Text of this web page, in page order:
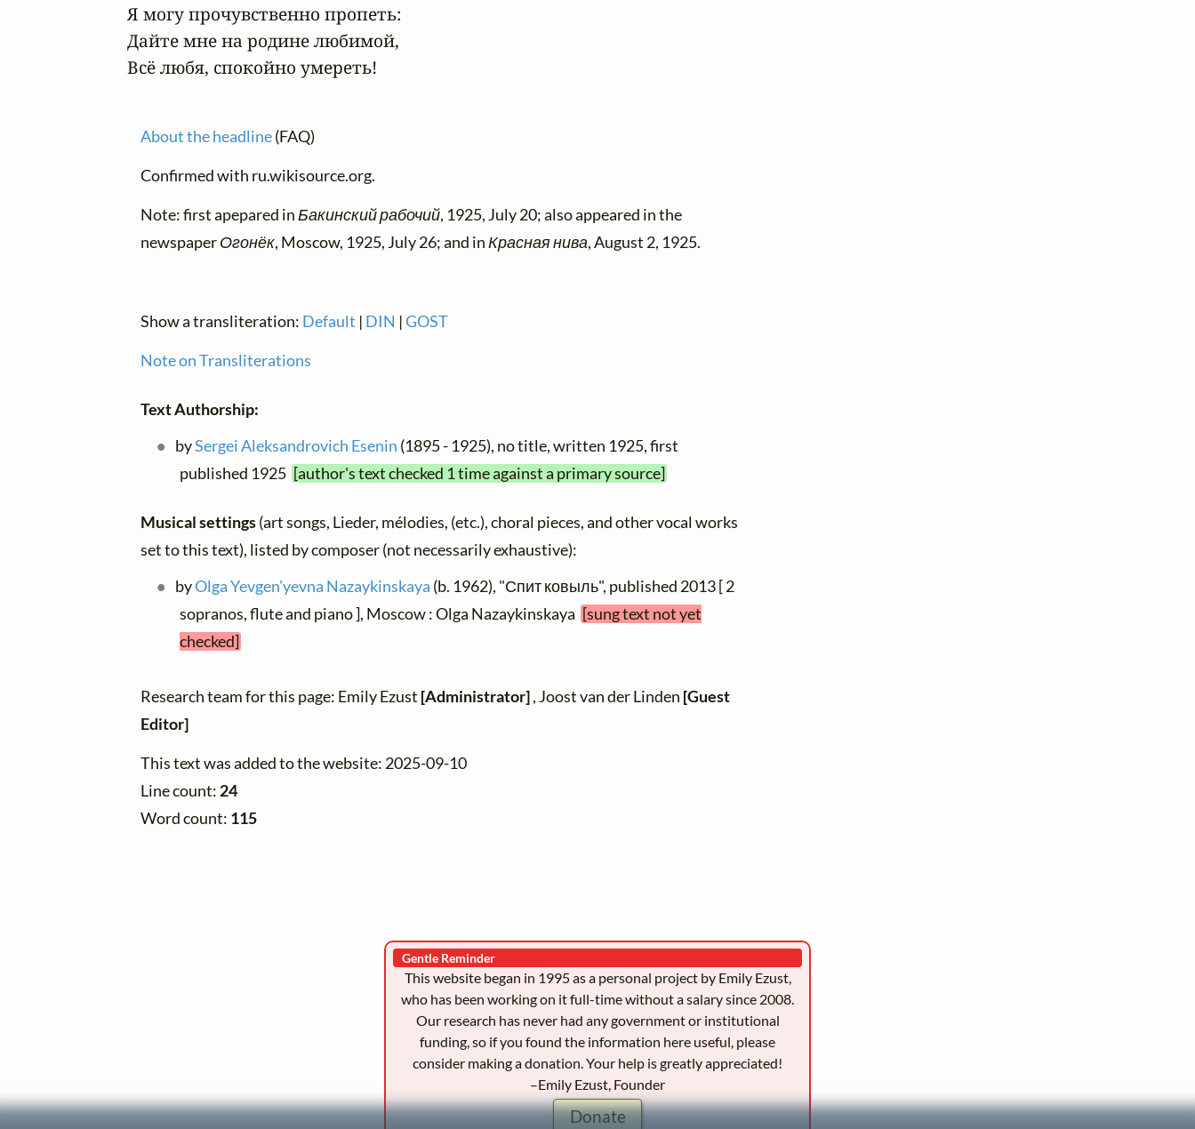
Я могу прочувственно пропеть:
Дайте мне на родине любимой,
Всё любя, спокойно умереть!
About the headline(FAQ)
Confirmed with ru.wikisource.org.
Note: first apepared inБакинский рабочий, 1925, July 20; also appeared in the
newspaperОгонёк, Moscow, 1925, July 26; and inКрасная нива, August 2, 1925.
Show a transliteration: Default | DIN |GOST
Note on Transliterations
Text Authorship:
bySergei Aleksandrovich Esenin (1895 - 1925), no title, written 1925, first
published 1925 [author's text checked 1 time against a primary source]
Musical settings(art songs, Lieder, mélodies, (etc.), choral pieces, and other vocal works
set to this text), listed by composer (not necessarily exhaustive):
byOlga Yevgen'yevna Nazaykinskaya (b. 1962), "Спит ковыль", published 2013 [ 2
sopranos, flute and piano ], Moscow : Olga Nazaykinskaya [sung text not yet
checked]
Research team for this page: Emily Ezust [Administrator], Joost van der Linden [Guest
Editor]
This text was added to the website: 2025-09-10
Line count: 24
Word count: 115
Gentle Reminder
This website began in 1995 as a personal project by Emily Ezust,
who has been working on it full-time without a salary since 2008.
Our research has never had any government or institutional
funding, so if you found the information here useful, please
consider making a donation. Your help is greatly appreciated!
–Emily Ezust, Founder
Donate